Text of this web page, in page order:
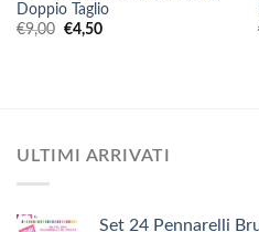
Doppio Taglio
€9,00 Il
€4,50Il
ULTIMI ARRIVATI
Set 24 Pennarelli